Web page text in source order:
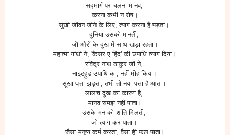
सद्मार्ग पर चलना मानव,
करना कभी न रोष।
सुखी जीवन जीने के लिए, त्याग करना है पड़ता।
दुनिया उसको मानती,
जो औरों के दुख में साथ खड़ा रहता।
महात्मा गांधी ने, 'कैसर ए हिंद' की उपाधि त्याग दिया।
रविंद्र नाथ ठाकुर जी ने,
नाइटहुड उपाधि का, नहीं मोह किया।
सूखा पत्ता झड़ता, तभी तो नया पत्ता है आता।
लालच दुख का कारण है,
मानव समझ नहीं पाता।
उसके मन को शांति मिलती,
जो त्याग कर पाता।
जैसा मनुष्य कर्म करता, वैसा ही फल पाता।